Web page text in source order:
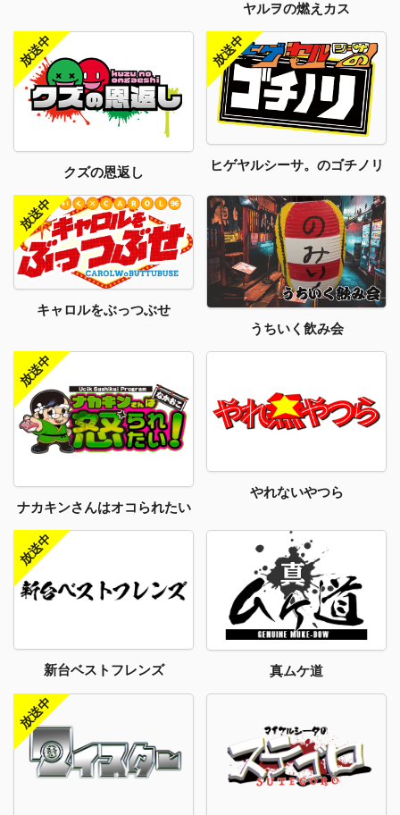
ヤルヲの燃えカス
クズの恩返し ヒゲヤルシーサ。のゴチノリ
キャロルをぶっつぶせ
うちいく飲み会
ナカキンさんはオコられたい
やれないやつら
新台ベストフレンズ 真ムケ道